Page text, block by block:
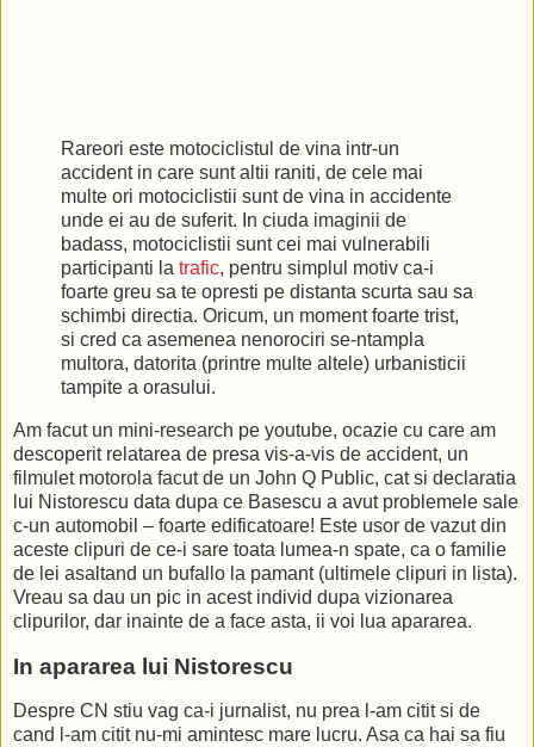
Rareori este motociclistul de vina intr-un
accident in care sunt altii raniti, de cele mai
multe ori motociclistii sunt de vina in accidente
unde ei au de suferit. In ciuda imaginii de
badass, motociclistii sunt cei mai vulnerabili
participanti la trafic, pentru simplul motiv ca-i
foarte greu sa te opresti pe distanta scurta sau sa
schimbi directia. Oricum, un moment foarte trist,
si cred ca asemenea nenorociri se-ntampla
multora, datorita (printre multe altele) urbanisticii
tampite a orasului.
Am facut un mini-research pe youtube, ocazie cu care am
descoperit relatarea de presa vis-a-vis de accident, un
filmulet motorola facut de un John Q Public, cat si declaratia
lui Nistorescu data dupa ce Basescu a avut problemele sale
c-un automobil – foarte edificatoare! Este usor de vazut din
aceste clipuri de ce-i sare toata lumea-n spate, ca o familie
de lei asaltand un bufallo la pamant (ultimele clipuri in lista).
Vreau sa dau un pic in acest individ dupa vizionarea
clipurilor, dar inainte de a face asta, ii voi lua apararea.
In apararea lui Nistorescu
Despre CN stiu vag ca-i jurnalist, nu prea l-am citit si de
cand l-am citit nu-mi amintesc mare lucru. Asa ca hai sa fiu